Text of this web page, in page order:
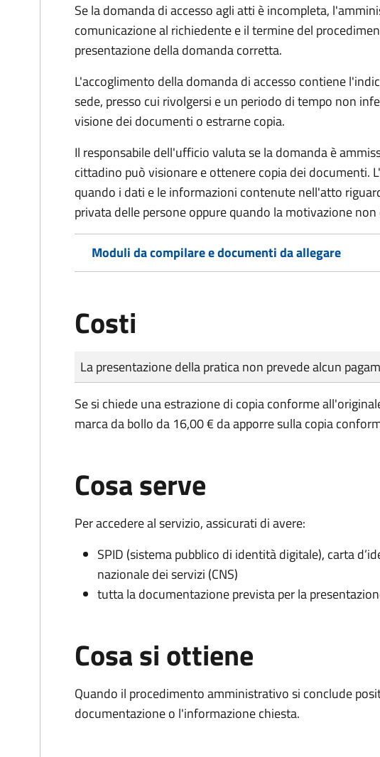
Se la domanda di accesso agli atti è incompleta,
comunicazione al richiedente e il termine del
presentazione della domanda corretta.
L'accoglimento della domanda di accesso contiene
sede, presso cui rivolgersi e un periodo di tempo non
visione dei documenti o estrarne copia.
Il responsabile dell'ufficio valuta se la domanda è
cittadino può visionare e ottenere copia dei documenti.
quando i dati e le informazioni contenute nell'atto
privata delle persone oppure quando la motivazione
Moduli da compilare e documenti da allegare
Costi
Tipo di pagamento
Importo
La presentazione della pratica non prevede alcun
Se si chiede una estrazione di copia conforme
marca da bollo da 16,00 € da apporre sulla copia
Cosa serve
Per accedere al servizio, assicurati di avere:
SPID (sistema pubblico di identità digitale), carta
nazionale dei servizi (CNS)
tutta la documentazione prevista per la
Cosa si ottiene
Quando il procedimento amministrativo si conclude
documentazione o l'informazione chiesta.